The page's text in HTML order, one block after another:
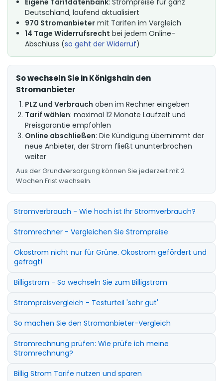
Deutschland, laufend aktualisiert
970 Stromanbieter mit Tarifen im Vergleich
14 Tage Widerrufsrecht bei jedem Online-
Abschluss (so geht der Widerruf)
So wechseln Sie in Königshain den
Stromanbieter
PLZ und Verbrauch oben im Rechner eingeben
Tarif wählen: maximal 12 Monate Laufzeit und
Preisgarantie empfohlen
Online abschließen: Die Kündigung übernimmt der
neue Anbieter, der Strom fließt ununterbrochen
weiter
Aus der Grundversorgung können Sie jederzeit mit 2
Wochen Frist wechseln.
Stromverbrauch - Wie hoch ist Ihr Stromverbrauch?
Stromrechner - Vergleichen Sie Strompreise
Ökostrom nicht nur für Grüne. Ökostrom gefördert und
gefragt!
Billigstrom - So wechseln Sie zum Billigstrom
Strompreisvergleich - Testurteil 'sehr gut'
So machen Sie den Stromanbieter-Vergleich
Stromrechnung prüfen: Wie prüfe ich meine
Stromrechnung?
Billig Strom Tarife nutzen und sparen